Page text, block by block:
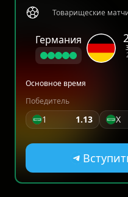
Товарищеские
Германия
Основное время
Победитель
1 1.13 X